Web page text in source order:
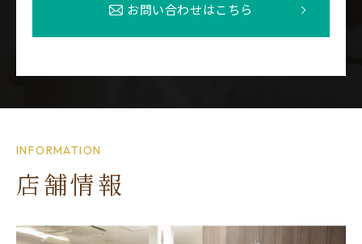
お問い合わせはこちら
INFORMATION
店舗情報